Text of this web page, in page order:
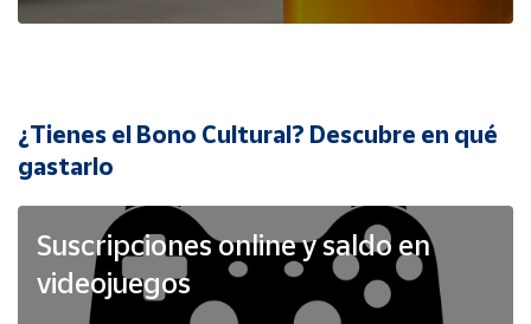
Cuenta
Ubicación
¿Tienes el Bono Cultural? Descubre en qué
gastarlo
Suscripciones online y saldo en
videojuegos